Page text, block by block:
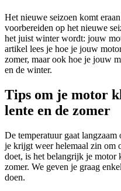
Het nieuwe seizoen komt
voorbereiden op het nieuwe
het juist winter wordt: jouw
artikel lees je hoe je jouw
zomer, maar ook hoe je jouw
en de winter.
Tips om je motor
lente en de zomer
De temperatuur gaat
je krijgt weer helemaal zin om
doet, is het belangrijk je motor
zomer. We geven je graag
doen.